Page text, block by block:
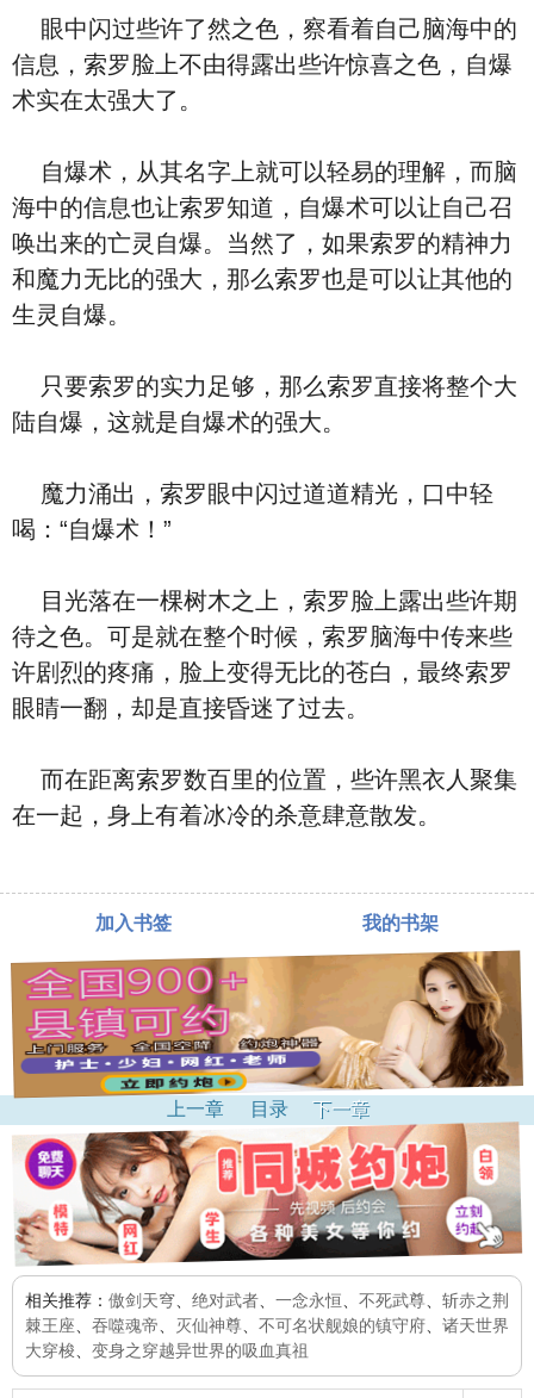
眼中闪过些许了然之色，察看着自己脑海中的
信息，索罗脸上不由得露出些许惊喜之色，自爆
术实在太强大了。
自爆术，从其名字上就可以轻易的理解，而脑
海中的信息也让索罗知道，自爆术可以让自己召
唤出来的亡灵自爆。当然了，如果索罗的精神力
和魔力无比的强大，那么索罗也是可以让其他的
生灵自爆。
只要索罗的实力足够，那么索罗直接将整个大
陆自爆，这就是自爆术的强大。
魔力涌出，索罗眼中闪过道道精光，口中轻
喝：“自爆术！”
目光落在一棵树木之上，索罗脸上露出些许期
待之色。可是就在整个时候，索罗脑海中传来些
许剧烈的疼痛，脸上变得无比的苍白，最终索罗
眼睛一翻，却是直接昏迷了过去。
而在距离索罗数百里的位置，些许黑衣人聚集
在一起，身上有着冰冷的杀意肆意散发。
加入书签 我的书架
上一章 目录 下一章
相关推荐： 傲剑天穹 绝对武者 一念永恒 不死武尊
斩赤之荆
棘王座
吞噬魂帝 灭仙神尊 不可名状舰娘的镇守府
诸天世界
大穿梭
变身之穿越异世界的吸血真祖